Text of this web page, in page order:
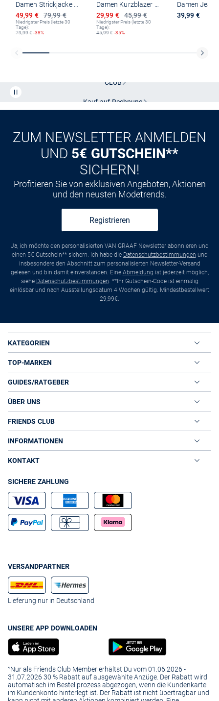
79,99 €
Ermäßigter Preis
49,99 €
Niedrigster Preis (letzte 30
Tage):
79,99€ -38%
45,99 €
Ermäßigter Preis
29,99 €
Niedrigster Preis (letzte 30
Tage):
45,99€ -35%
39,99 €
CLUB
Kauf auf Rechnung
ZUM NEWSLETTER ANMELDEN
UND 5€ GUTSCHEIN**
SICHERN!
Profitieren Sie von exklusiven Angeboten, Aktionen
und den neusten Modetrends.
Registrieren
Ja, ich möchte den personalisierten VAN GRAAF Newsletter abonnieren und
einen 5€ Gutschein** sichern. Ich habe die Datenschutzbestimmungen und
insbesondere den Abschnitt zum personalisierten Newsletter-Versand
gelesen und bin damit einverstanden. Eine Abmeldung ist jederzeit möglich,
siehe Datenschutzbestimmungen. **Ihr Gutschein-Code ist einmalig
einlösbar und nach Ausstellungsdatum 4 Wochen gültig. Mindestbestellwert
29,99€.
KATEGORIEN
TOP-MARKEN
GUIDES/RATGEBER
ÜBER UNS
FRIENDS CLUB
INFORMATIONEN
KONTAKT
SICHERE ZAHLUNG
VERSANDPARTNER
Lieferung nur in Deutschland
UNSERE APP DOWNLOADEN
¹Nur als Friends Club Member erhältst Du vom 01.06.2026 -
31.07.2026 30 % Rabatt auf ausgewählte Anzüge. Der Rabatt wird
automatisch im Bestellprozess abgezogen, wenn die Kundenkarte
im Kundenkonto hinterlegt ist. Der Rabatt ist nicht übertragbar und